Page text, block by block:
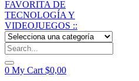
0 My Cart $0,00